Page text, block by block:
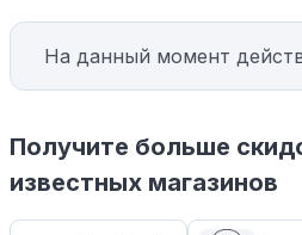
На данный момент
Получите больше
известных магазинов